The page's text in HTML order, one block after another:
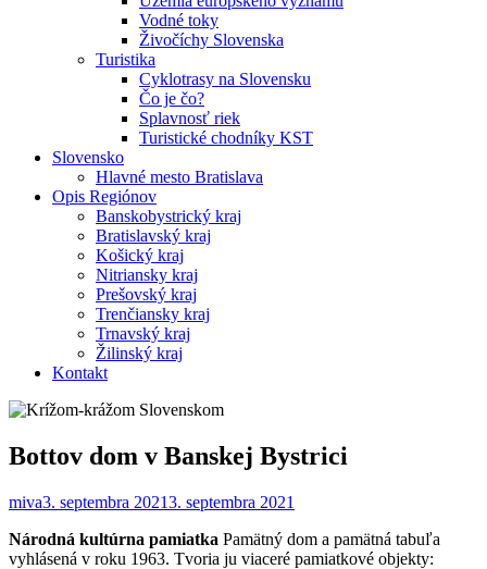
Vodné toky
Živočíchy Slovenska
Turistika
Cyklotrasy na Slovensku
Čo je čo?
Splavnosť riek
Turistické chodníky KST
Slovensko
Hlavné mesto Bratislava
Opis Regiónov
Banskobystrický kraj
Bratislavský kraj
Košický kraj
Nitriansky kraj
Prešovský kraj
Trenčiansky kraj
Trnavský kraj
Žilinský kraj
Kontakt
Bottov dom v Banskej Bystrici
miva3. septembra 20213. septembra 2021
Národná kultúrna pamiatka Pamätný dom a pamätná tabuľa
vyhlásená v roku 1963. Tvoria ju viaceré pamiatkové objekty: